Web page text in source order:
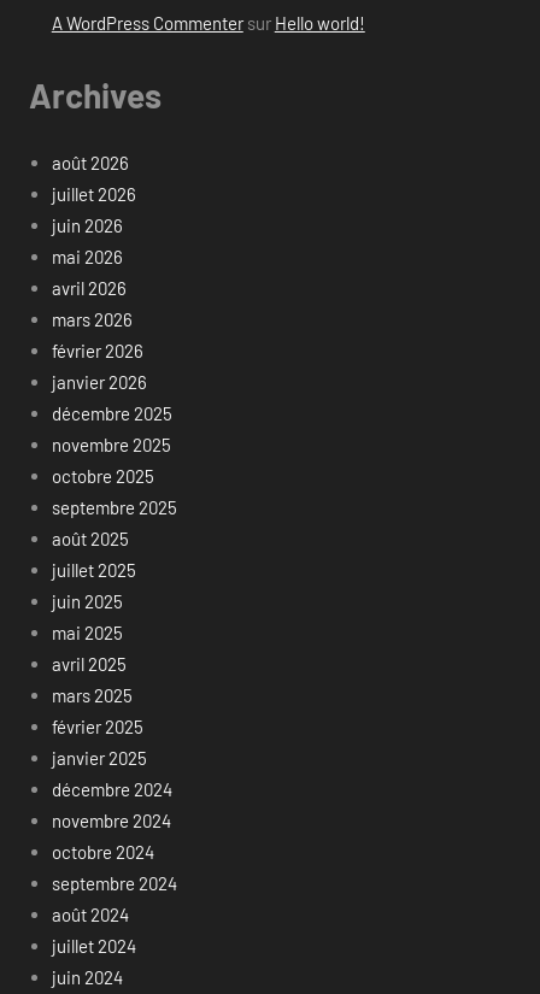
A WordPress Commentersur Hello world!
Archives
août 2026
juillet 2026
juin 2026
mai 2026
avril 2026
mars 2026
février 2026
janvier 2026
décembre 2025
novembre 2025
octobre 2025
septembre 2025
août 2025
juillet 2025
juin 2025
mai 2025
avril 2025
mars 2025
février 2025
janvier 2025
décembre 2024
novembre 2024
octobre 2024
septembre 2024
août 2024
juillet 2024
juin 2024